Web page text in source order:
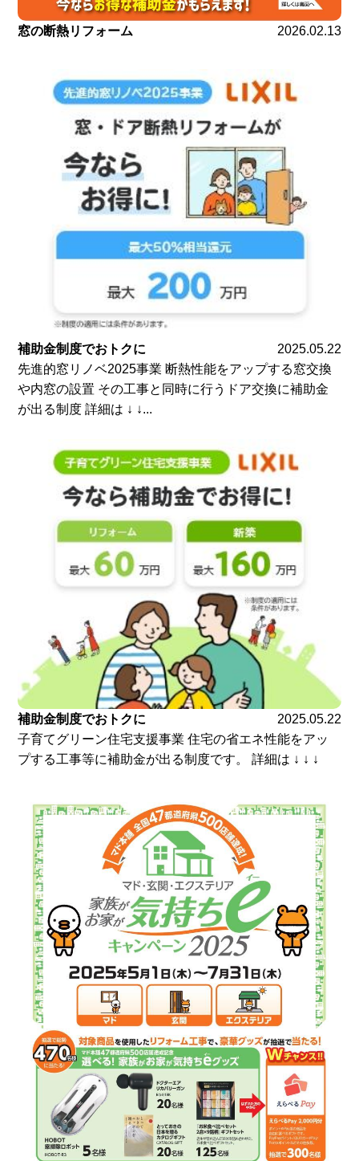
窓の断熱リフォーム 2026.02.13
補助金制度でおトクに
2025.05.22
先進的窓リノベ2025事業 断熱性能をアップする窓交換
や内窓の設置 その工事と同時に行うドア交換に補助金
が出る制度 詳細は ↓ ↓...
補助金制度でおトクに
2025.05.22
子育てグリーン住宅支援事業 住宅の省エネ性能をアッ
プする工事等に補助金が出る制度です。 詳細は ↓ ↓ ↓